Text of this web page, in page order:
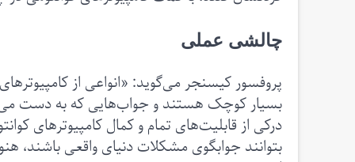
چالشی عملی
پروفسور کیسنجر می‌گوید: «انواعی از
بسیار کوچک هستند و جواب‌هایی که به دست
درکی از قابلیت‌های تمام و کمال کامپیوترهای
بتوانند جوابگوی مشکلات دنیای واقعی باشند،